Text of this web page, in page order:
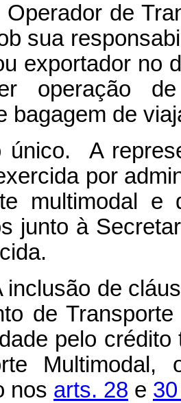
de
sua
exportador no
operação
bagagem de
único. A
por
multimodal e
junto à
de
de
pelo
Multimodal,
nos arts. 28 e